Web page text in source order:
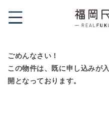
ごめんなさい！
この物件は、既に申し込みが
開となっております。